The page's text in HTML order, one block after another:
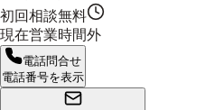
初回相談無料
現在営業時間外
電話問合せ
電話番号を表示